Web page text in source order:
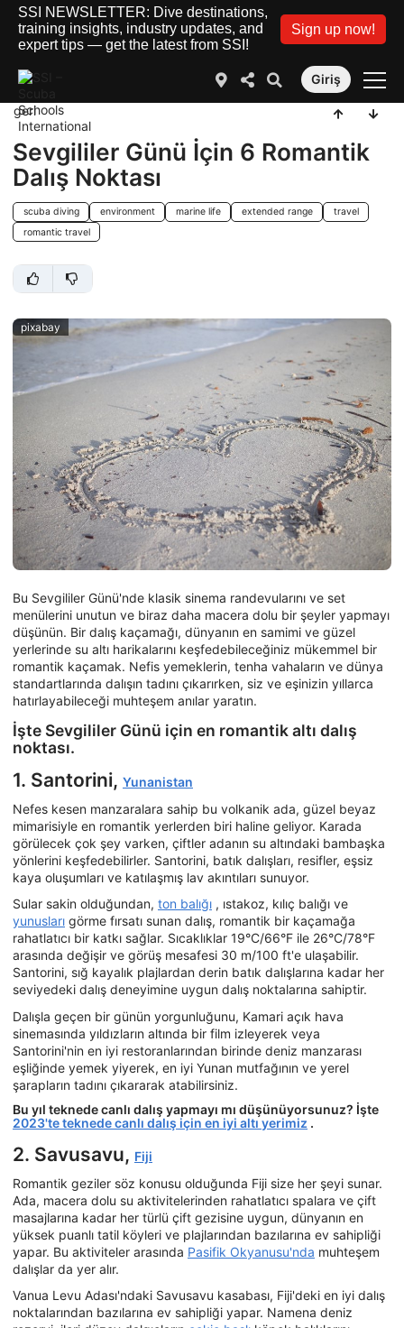
SSI NEWSLETTER: Dive destinations,
training insights, industry updates, and
expert tips — get the latest from SSI!
Sign up now!
Giriş
geri
Sevgililer Günü İçin 6 Romantik
Dalış Noktası
scuba diving environment marine life extended range
travel
romantic travel
pixabay
Bu Sevgililer Günü'nde klasik sinema randevularını ve set
menülerini unutun ve biraz daha macera dolu bir şeyler yapmayı
düşünün. Bir dalış kaçamağı, dünyanın en samimi ve güzel
yerlerinde su altı harikalarını keşfedebileceğiniz mükemmel bir
romantik kaçamak. Nefis yemeklerin, tenha vahaların ve dünya
standartlarında dalışın tadını çıkarırken, siz ve eşinizin yıllarca
hatırlayabileceği muhteşem anılar yaratın.
İşte Sevgililer Günü için en romantik altı dalış
noktası.
1. Santorini, Yunanistan
Nefes kesen manzaralara sahip bu volkanik ada, güzel beyaz
mimarisiyle en romantik yerlerden biri haline geliyor. Karada
görülecek çok şey varken, çiftler adanın su altındaki bambaşka
yönlerini keşfedebilirler. Santorini, batık dalışları, resifler, eşsiz
kaya oluşumları ve katılaşmış lav akıntıları sunuyor.
Sular sakin olduğundan, ton balığı , ıstakoz, kılıç balığı ve
yunusları görme fırsatı sunan dalış, romantik bir kaçamağa
rahatlatıcı bir katkı sağlar. Sıcaklıklar 19°C/66°F ile 26°C/78°F
arasında değişir ve görüş mesafesi 30 m/100 ft'e ulaşabilir.
Santorini, sığ kayalık plajlardan derin batık dalışlarına kadar her
seviyedeki dalış deneyimine uygun dalış noktalarına sahiptir.
Dalışla geçen bir günün yorgunluğunu, Kamari açık hava
sinemasında yıldızların altında bir film izleyerek veya
Santorini'nin en iyi restoranlarından birinde deniz manzarası
eşliğinde yemek yiyerek, en iyi Yunan mutfağının ve yerel
şarapların tadını çıkararak atabilirsiniz.
Bu yıl teknede canlı dalış yapmayı mı düşünüyorsunuz? İşte
2023'te teknede canlı dalış için en iyi altı yerimiz .
2. Savusavu, Fiji
Romantik geziler söz konusu olduğunda Fiji size her şeyi sunar.
Ada, macera dolu su aktivitelerinden rahatlatıcı spalara ve çift
masajlarına kadar her türlü çift gezisine uygun, dünyanın en
yüksek puanlı tatil köyleri ve plajlarından bazılarına ev sahipliği
yapar. Bu aktiviteler arasında Pasifik Okyanusu'nda muhteşem
dalışlar da yer alır.
Vanua Levu Adası'ndaki Savusavu kasabası, Fiji'deki en iyi dalış
noktalarından bazılarına ev sahipliği yapar. Namena deniz